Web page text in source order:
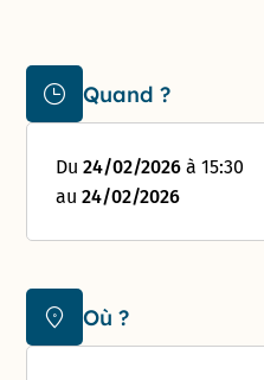
Quand ?
Du24/02/2026 à 15:30
au24/02/2026
Où ?